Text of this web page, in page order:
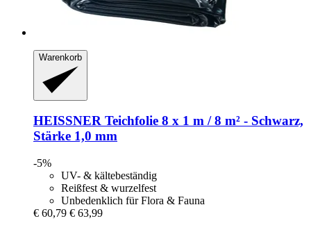
Warenkorb
HEISSNER Teichfolie 8 x 1 m / 8 m² -​ Schwarz,
Stärke 1,0 mm
-5%
UV- & kältebeständig
Reißfest & wurzelfest
Unbedenklich für Flora & Fauna
€ 60,79 € 63,99